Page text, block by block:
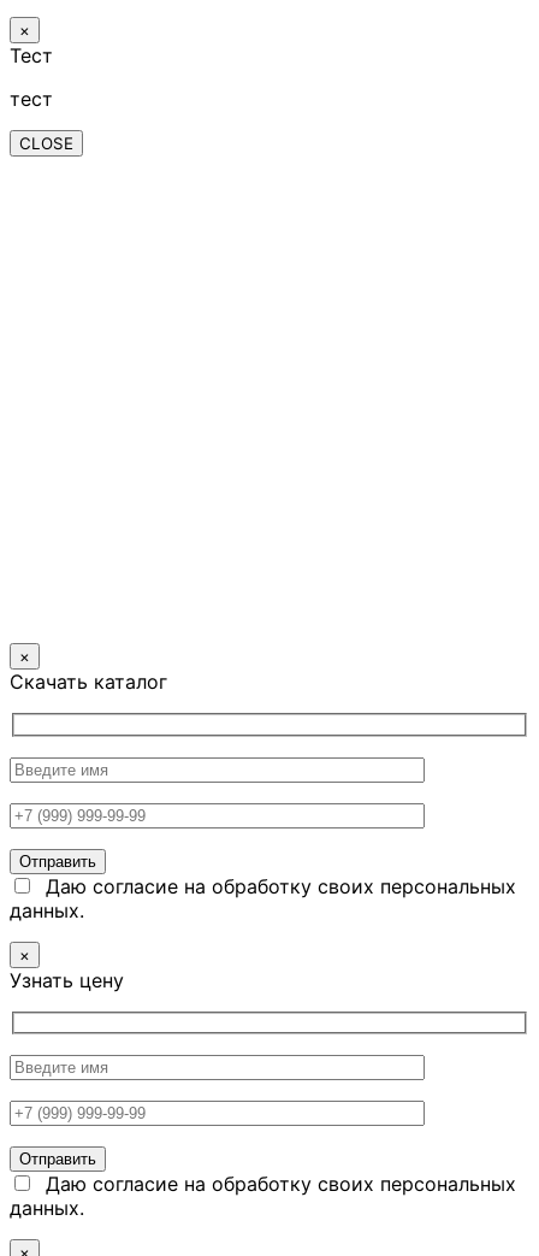
×
Тест
тест
CLOSE
×
Скачать каталог
Даю согласие на обработку своих персональных
данных.
×
Узнать цену
Даю согласие на обработку своих персональных
данных.